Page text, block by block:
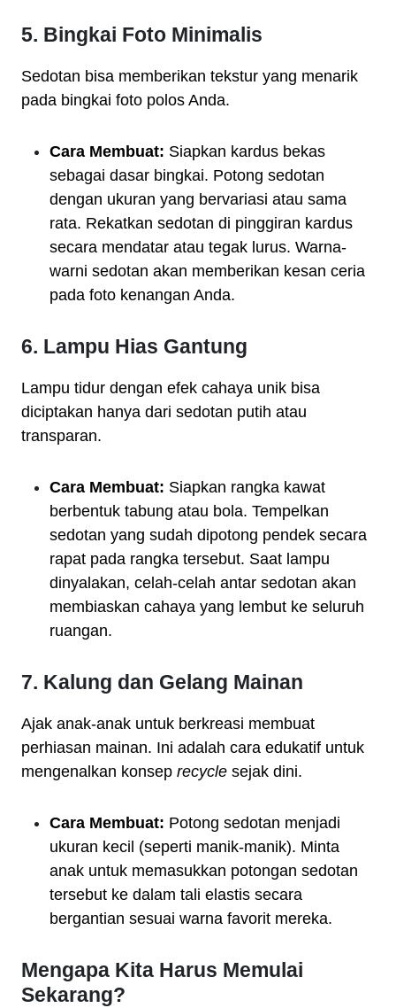
5. Bingkai Foto Minimalis
Sedotan bisa memberikan tekstur yang menarik
pada bingkai foto polos Anda.
Cara Membuat: Siapkan kardus bekas
sebagai dasar bingkai. Potong sedotan
dengan ukuran yang bervariasi atau sama
rata. Rekatkan sedotan di pinggiran kardus
secara mendatar atau tegak lurus. Warna-
warni sedotan akan memberikan kesan ceria
pada foto kenangan Anda.
6. Lampu Hias Gantung
Lampu tidur dengan efek cahaya unik bisa
diciptakan hanya dari sedotan putih atau
transparan.
Cara Membuat: Siapkan rangka kawat
berbentuk tabung atau bola. Tempelkan
sedotan yang sudah dipotong pendek secara
rapat pada rangka tersebut. Saat lampu
dinyalakan, celah-celah antar sedotan akan
membiaskan cahaya yang lembut ke seluruh
ruangan.
7. Kalung dan Gelang Mainan
Ajak anak-anak untuk berkreasi membuat
perhiasan mainan. Ini adalah cara edukatif untuk
mengenalkan konsep recycle sejak dini.
Cara Membuat: Potong sedotan menjadi
ukuran kecil (seperti manik-manik). Minta
anak untuk memasukkan potongan sedotan
tersebut ke dalam tali elastis secara
bergantian sesuai warna favorit mereka.
Mengapa Kita Harus Memulai
Sekarang?